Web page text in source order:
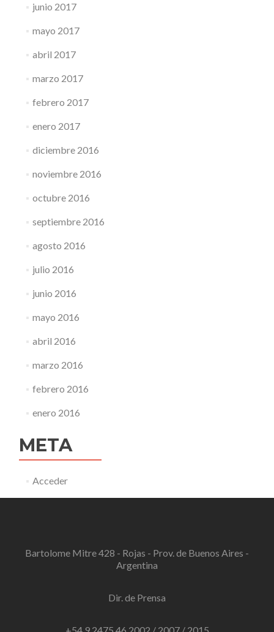
junio 2017
mayo 2017
abril 2017
marzo 2017
febrero 2017
enero 2017
diciembre 2016
noviembre 2016
octubre 2016
septiembre 2016
agosto 2016
julio 2016
junio 2016
mayo 2016
abril 2016
marzo 2016
febrero 2016
enero 2016
META
Acceder
Bartolome Mitre 428 - Rojas - Prov. de Buenos Aires -
Argentina
Dir. de Prensa
+54 9 2475 46 2002 / 2007 / 2015